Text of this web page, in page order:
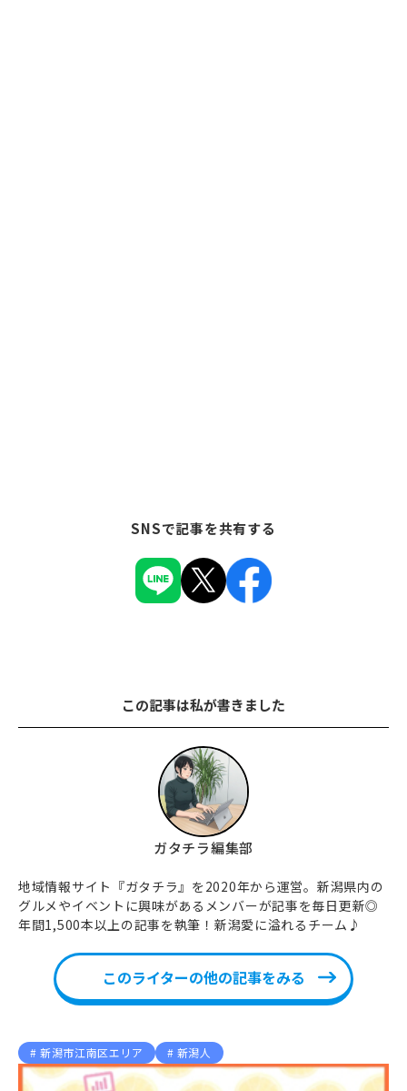
SNSで記事を共有する
この記事は私が書きました
ガタチラ編集部
地域情報サイト『ガタチラ』を2020年から運営。新潟県内の
グルメやイベントに興味があるメンバーが記事を毎日更新◎
年間1,500本以上の記事を執筆！新潟愛に溢れるチーム♪
このライターの他の記事をみる
新潟市江南区エリア 新潟人